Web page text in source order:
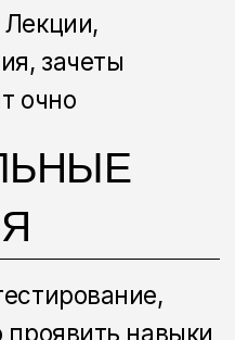
ДЖА